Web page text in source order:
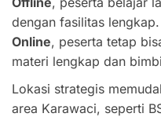
dengan fasilitas lengkap.
Online, peserta tetap
materi lengkap dan
Lokasi strategis
area Karawaci, seperti